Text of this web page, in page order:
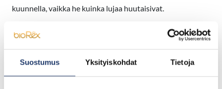
Suostumus Yksityiskohdat Tietoja
kuunnella, vaikka he kuinka lujaa huutaisivat.
Tarina on universaali, sillä monet alkuperäiskansat käyvät
samankaltaista taistelua ympäri maailmaa.